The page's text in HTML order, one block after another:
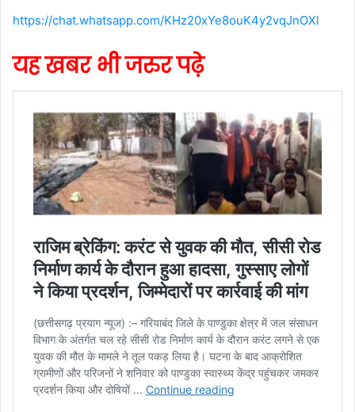
https://chat.whatsapp.com/KHz20xYe8ouK4y2vqJnOXl
यह खबर भी जरुर पढ़े